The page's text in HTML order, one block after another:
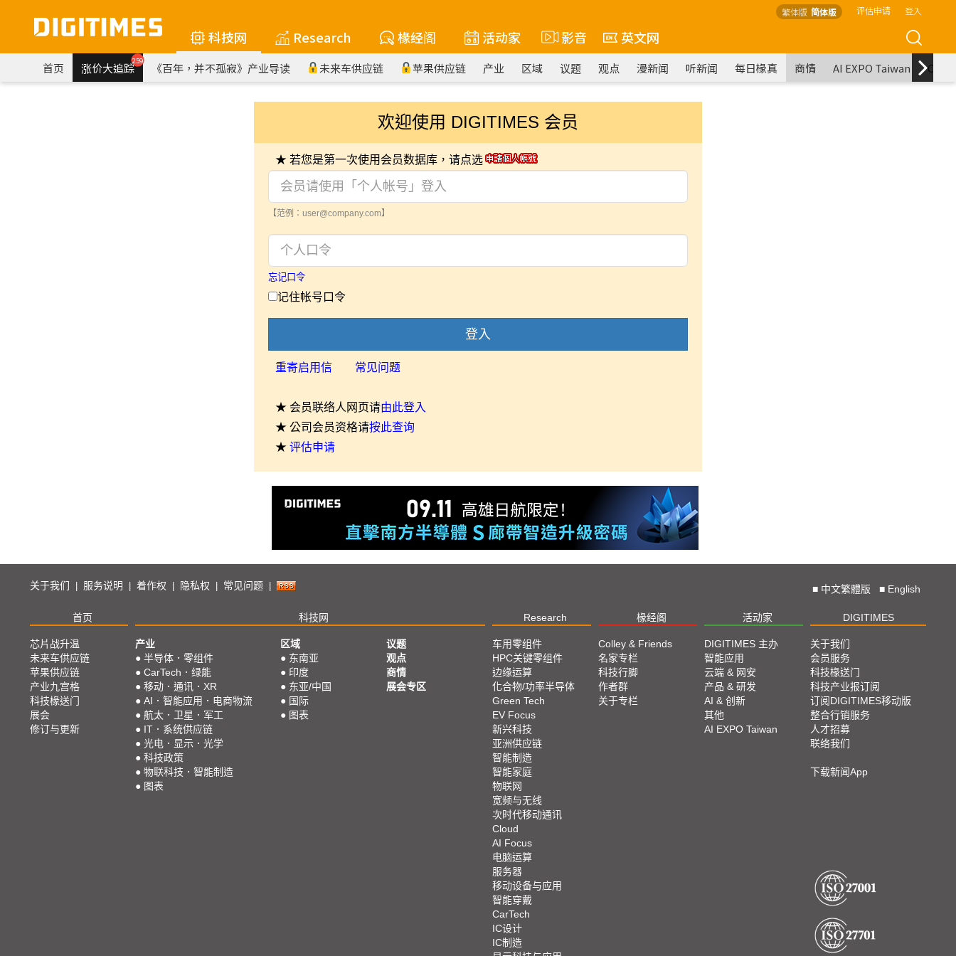
繁体版 简体版 评估申请 登入
科技网 Research 椽经阁 活动家 影音 英文网
首页 涨价大追踪259 《百年，并不孤寂》产业导读 未来车供应链 苹果供应链 产业 区域 议题 观点 漫新闻 听新闻 每日椽真 商情 AI EXPO Taiwan
欢迎使用 DIGITIMES 会员
★ 若您是第一次使用会员数据库，请点选
【范例：user@company.com】
忘记口令
记住帐号口令
登入
重寄启用信 常见问题
★ 会员联络人网页请由此登入
★ 公司会员资格请按此查询
★ 评估申请
关于我们 服务说明 着作权 隐私权 常见问题 ■ 中文繁體版 ■ English
首页 科技网 Research 椽经阁 活动家 DIGITIMES
芯片战升温
未来车供应链
苹果供应链
产业九宫格
科技椽送门
展会
修订与更新
产业
● 半导体．零组件
● CarTech．绿能
● 移动．通讯．XR
● AI．智能应用．电商物流
● 航太．卫星．军工
● IT．系统供应链
● 光电．显示．光学
● 科技政策
● 物联科技．智能制造
● 图表
区域
● 东南亚
● 印度
● 东亚/中国
● 国际
● 图表
议题
观点
商情
展会专区
车用零组件
HPC关键零组件
边缘运算
化合物/功率半导体
Green Tech
EV Focus
新兴科技
亚洲供应链
智能制造
智能家庭
物联网
宽频与无线
次时代移动通讯
Cloud
AI Focus
电脑运算
服务器
移动设备与应用
智能穿戴
CarTech
IC设计
IC制造
Colley & Friends
名家专栏
科技行脚
作者群
关于专栏
DIGITIMES 主办
智能应用
云端 & 网安
产品 & 研发
AI & 创新
其他
AI EXPO Taiwan
关于我们
会员服务
科技椽送门
科技产业报订阅
订阅DIGITIMES移动版
整合行销服务
人才招募
联络我们
下载新闻App